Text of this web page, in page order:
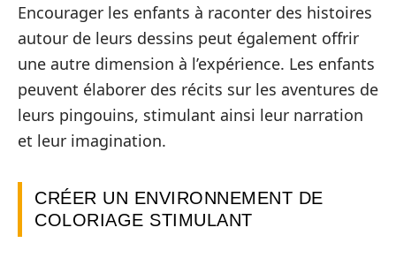
Encourager les enfants à raconter des histoires
autour de leurs dessins peut également offrir
une autre dimension à l’expérience. Les enfants
peuvent élaborer des récits sur les aventures de
leurs pingouins, stimulant ainsi leur narration
et leur imagination.
CRÉER UN ENVIRONNEMENT DE
COLORIAGE STIMULANT